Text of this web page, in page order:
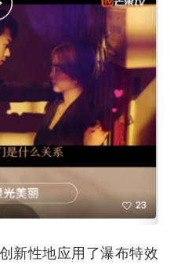
新性地应用了瀑布特效